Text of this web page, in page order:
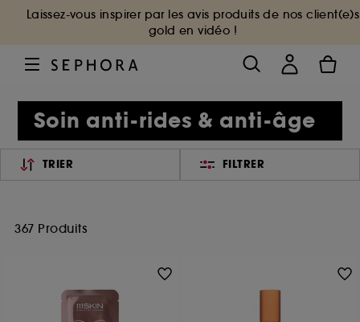
Laissez-vous inspirer par les avis produits de nos client(e)s
gold en vidéo !
Soin anti-rides & anti-âge
TRIER FILTRER
367 Produits